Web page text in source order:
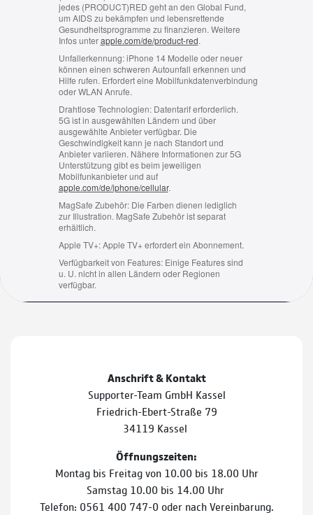
Anschrift & Kontakt
Supporter-Team GmbH Kassel
Friedrich-Ebert-Straße 79
34119 Kassel
Öffnungszeiten:
Montag bis Freitag von 10.00 bis 18.00 Uhr
Samstag 10.00 bis 14.00 Uhr
Telefon: 0561 400 747-0 oder nach Vereinbarung.